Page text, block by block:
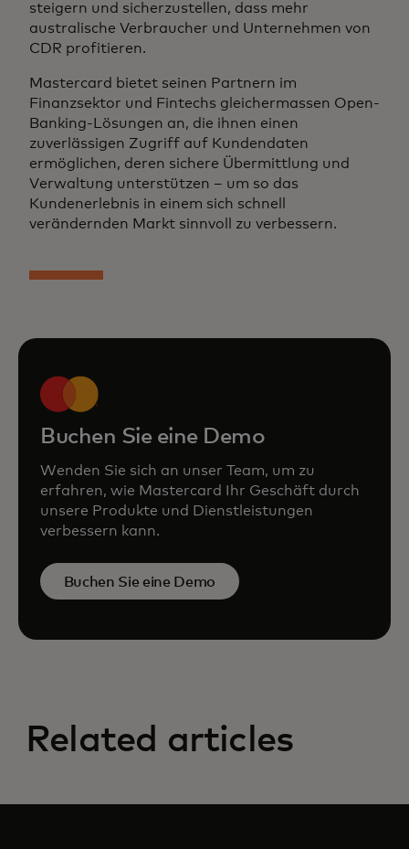
steigern und sicherzustellen, dass mehr
australische Verbraucher und Unternehmen von
CDR profitieren.
Mastercard bietet seinen Partnern im
Finanzsektor und Fintechs gleichermassen Open-
Banking-Lösungen an, die ihnen einen
zuverlässigen Zugriff auf Kundendaten
ermöglichen, deren sichere Übermittlung und
Verwaltung unterstützen – um so das
Kundenerlebnis in einem sich schnell
verändernden Markt sinnvoll zu verbessern.
Buchen Sie eine Demo
Wenden Sie sich an unser Team, um zu
erfahren, wie Mastercard Ihr Geschäft durch
unsere Produkte und Dienstleistungen
verbessern kann.
Buchen Sie eine Demo
Related articles